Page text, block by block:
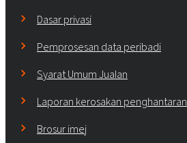
Dasar privasi
Pemprosesan data peribadi
Syarat Umum Jualan
Laporan kerosakan penghantaran
Brosur imej